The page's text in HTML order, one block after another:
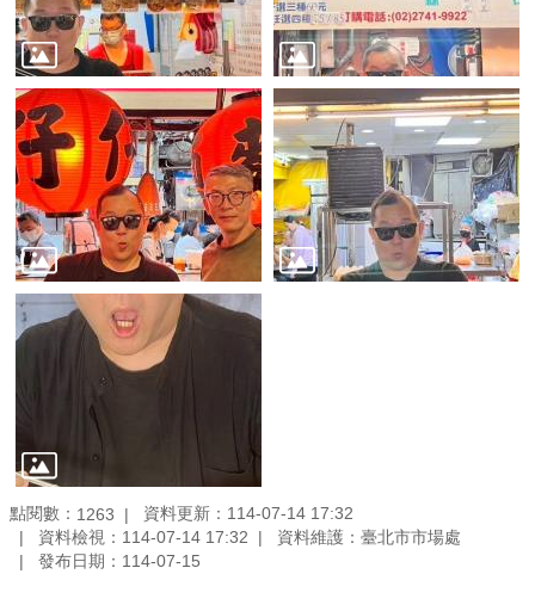
點閱數： 1263
資料更新：114-07-14 17:32
資料檢視：114-07-14 17:32
資料維護：臺北市市場處
發布日期：114-07-15